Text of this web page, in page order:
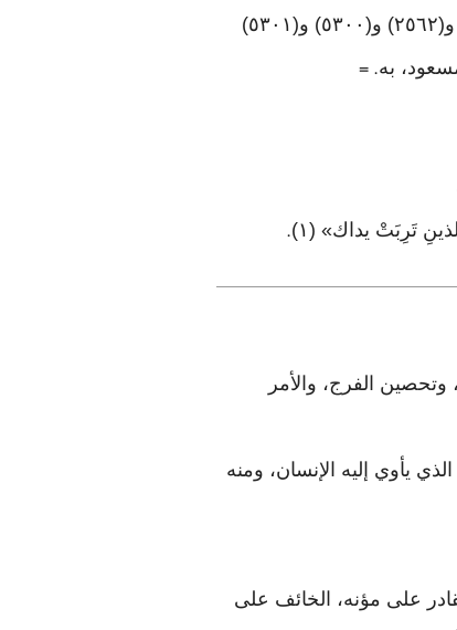
وأخرجه البخاري (٥٠٦٦)، ومسلم (١٤٠٠)، والترمذي (١١٠٥) و(١١٠٦)، والنسائي في «الكبرى» (٢٥٥٩) و(٢٥٦٢) و(٥٣٠٠) و(٥٣٠١)
به. =
تَرِبَتْ يداك» (١)
.
وتحصين الفرج، والأمر
المكان الذي يأوي إليه الإنسان، ومنه
القادر على مؤنه، الخائف على